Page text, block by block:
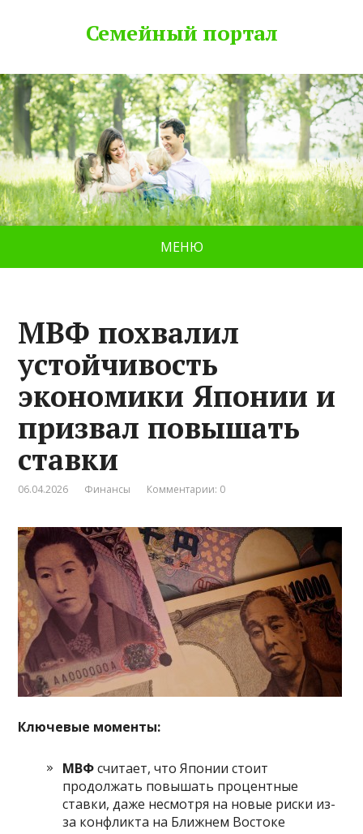
Семейный портал
МЕНЮ
МВФ похвалил
устойчивость
экономики Японии и
призвал повышать
ставки
06.04.2026 Финансы Комментарии: 0
Ключевые моменты:
МВФсчитает, что Японии стоит
продолжать повышать процентные
ставки, даже несмотря на новые риски из-
за конфликта на Ближнем Востоке